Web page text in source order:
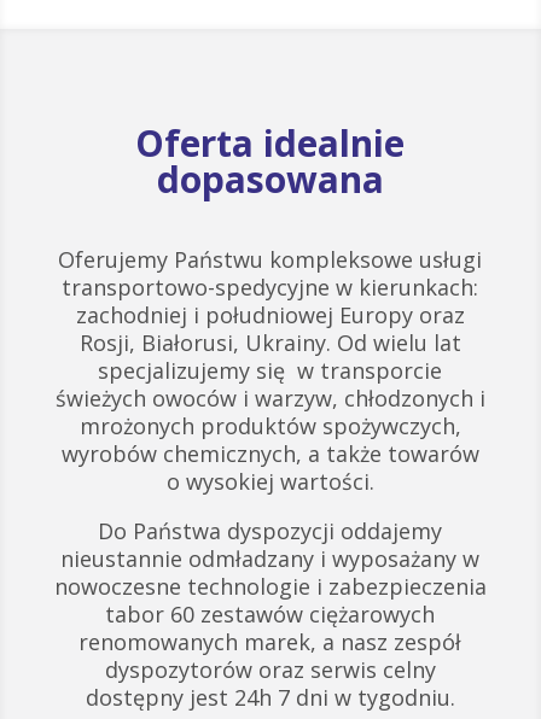
Oferta idealnie
dopasowana
Oferujemy Państwu kompleksowe usługi
transportowo-spedycyjne w kierunkach:
zachodniej i południowej Europy oraz
Rosji, Białorusi, Ukrainy. Od wielu lat
specjalizujemy się w transporcie
świeżych owoców i warzyw, chłodzonych i
mrożonych produktów spożywczych,
wyrobów chemicznych, a także towarów
o wysokiej wartości.
Do Państwa dyspozycji oddajemy
nieustannie odmładzany i wyposażany w
nowoczesne technologie i zabezpieczenia
tabor 60 zestawów ciężarowych
renomowanych marek, a nasz zespół
dyspozytorów oraz serwis celny
dostępny jest 24h 7 dni w tygodniu.